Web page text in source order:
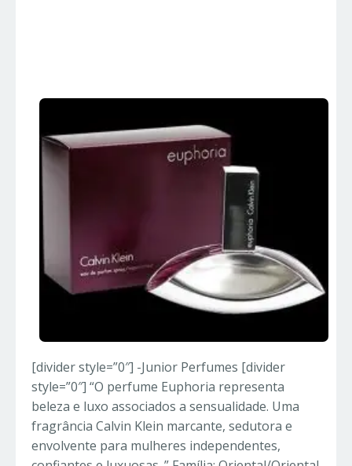
[divider style=”0″] -Junior Perfumes [divider
style=”0″] “O perfume Euphoria representa
beleza e luxo associados a sensualidade. Uma
fragrância Calvin Klein marcante, sedutora e
envolvente para mulheres independentes,